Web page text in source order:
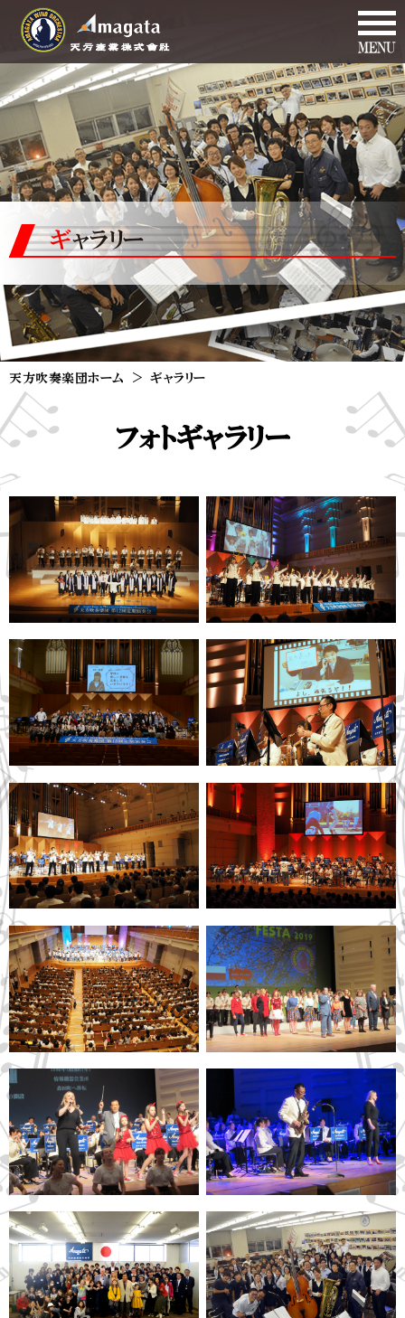
ギャラリー
天方吹奏楽団ホーム ギャラリー
フォトギャラリー